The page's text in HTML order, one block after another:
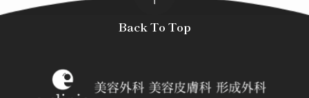
Back To Top